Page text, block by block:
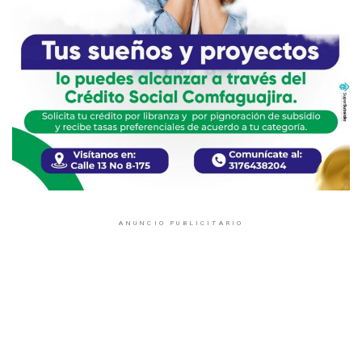
ANUNCIO PUBLICITARIO